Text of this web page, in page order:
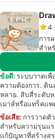
4
การ
สำห
ข้อดี: ระบบวาดเ
ความต้องการ. ดิ
หลาย. สิบสี่ระดับ
เมาส์หรือแทร็คแ
ข้อเสีย: การวาดตั
สำหรับความรุนแร
แก้ปัญหาที่สร้างส